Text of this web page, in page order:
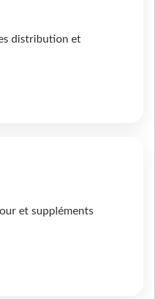
distribution et
et suppléments